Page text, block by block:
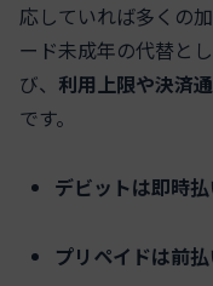
応していれば多くの
ード未成年の代替と
び、 利用上限や決済
です。
デビットは即時
プリペイドは前